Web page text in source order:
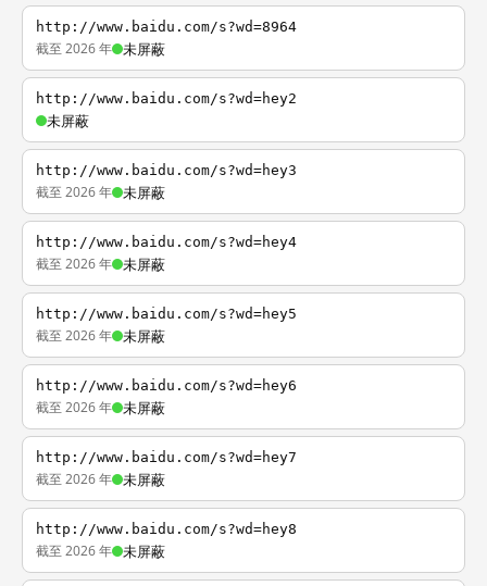
http://www.baidu.com/s?wd=8964
截至 2026 年 未屏蔽
http://www.baidu.com/s?wd=hey2
未屏蔽
http://www.baidu.com/s?wd=hey3
截至 2026 年 未屏蔽
http://www.baidu.com/s?wd=hey4
截至 2026 年 未屏蔽
http://www.baidu.com/s?wd=hey5
截至 2026 年 未屏蔽
http://www.baidu.com/s?wd=hey6
截至 2026 年 未屏蔽
http://www.baidu.com/s?wd=hey7
截至 2026 年 未屏蔽
http://www.baidu.com/s?wd=hey8
截至 2026 年 未屏蔽